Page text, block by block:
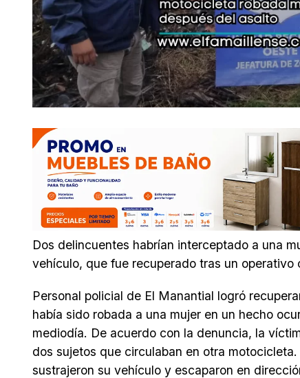
Dos delincuentes habrían interceptado a una
vehículo, que fue recuperado tras un operativo
Personal policial de El Manantial logró
había sido robada a una mujer en un hecho
mediodía. De acuerdo con la denuncia, la
dos sujetos que circulaban en otra
sustrajeron su vehículo y escaparon en